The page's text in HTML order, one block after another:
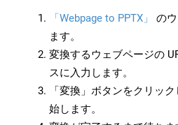
「Webpage to PPTX」
の
ます。
変換するウェブページの
スに入力します。
「変換」ボタンをクリッ
始します。